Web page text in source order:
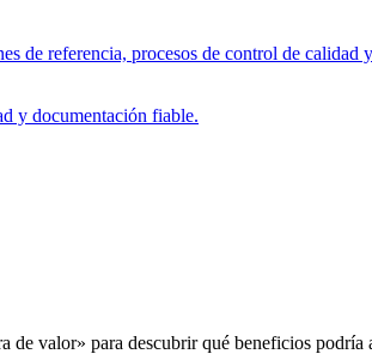
de referencia, procesos de control de calidad
y documentación fiable.
valor» para descubrir qué beneficios podría